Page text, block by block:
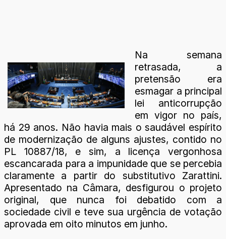
Na semana
retrasada, a
pretensão era
esmagar a principal
lei anticorrupção
em vigor no país,
há 29 anos. Não havia mais o saudável espírito
de modernização de alguns ajustes, contido no
PL 10887/18, e sim, a licença vergonhosa
escancarada para a impunidade que se percebia
claramente a partir do substitutivo Zarattini.
Apresentado na Câmara, desfigurou o projeto
original, que nunca foi debatido com a
sociedade civil e teve sua urgência de votação
aprovada em oito minutos em junho.